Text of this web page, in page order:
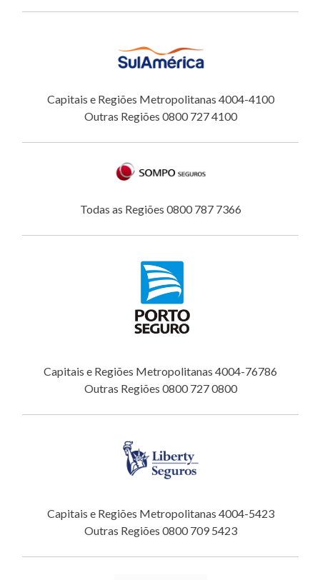
Capitais e Regiões Metropolitanas 4004-4100
Outras Regiões 0800 727 4100
Todas as Regiões 0800 787 7366
Capitais e Regiões Metropolitanas 4004-76786
Outras Regiões 0800 727 0800
Capitais e Regiões Metropolitanas 4004-5423
Outras Regiões 0800 709 5423